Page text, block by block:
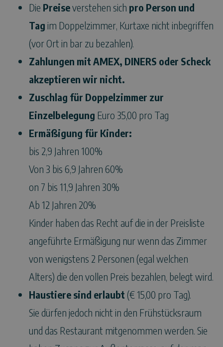
Die Preiseverstehen sich pro Person und
Tag im Doppelzimmer, Kurtaxe nicht inbegriffen
(vor Ort in bar zu bezahlen).
Zahlungen mit AMEX, DINERS oder Scheck
akzeptieren wir nicht.
Zuschlag für Doppelzimmer zur
Einzelbelegung Euro 35,00 pro Tag
Ermäßigung für Kinder:
bis 2,9 Jahren 100%
Von 3 bis 6,9 Jahren 60%
on 7 bis 11,9 Jahren 30%
Ab 12 Jahren 20%
Kinder haben das Recht auf die in der Preisliste
angeführte Ermäßigung nur wenn das Zimmer
von wenigstens 2 Personen (egal welchen
Alters) die den vollen Preis bezahlen, belegt wird.
Haustiere sind erlaubt (€ 15,00 pro Tag).
Sie dürfen jedoch nicht in den Frühstücksraum
und das Restaurant mitgenommen werden. Sie